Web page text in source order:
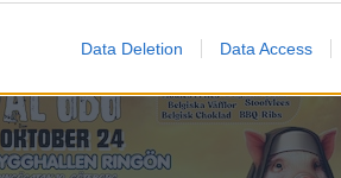
Data Deletion Data Access